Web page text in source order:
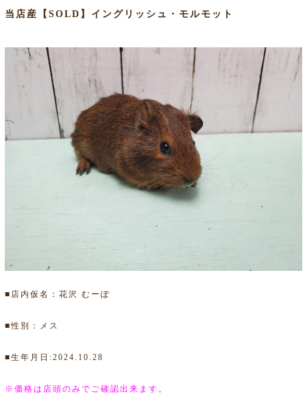
当店産【SOLD】イングリッシュ・モルモット
■店内仮名：花沢 むーぽ
■性別：メス
■生年月日:2024.10.28
※価格は店頭のみでご確認出来ます。